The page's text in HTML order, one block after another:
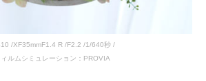
/XF35mmF1.4 R /F2.2 /1/640秒 /
ィルムシミュレーション：PROVIA